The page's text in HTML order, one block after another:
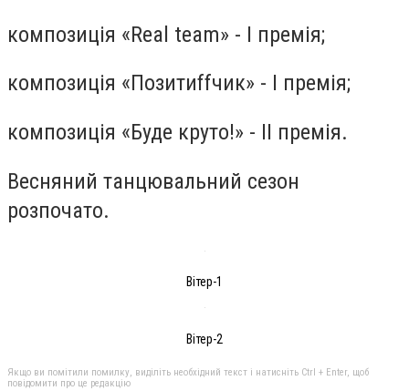
композиція «Real team» - І премія;
композиція «Позитиffчик» - І премія;
композиція «Буде круто!» - ІІ премія.
Весняний танцювальний сезон
розпочато.
Вітер-1
Вітер-2
Якщо ви помітили помилку, виділіть необхідний текст і натисніть Ctrl + Enter, щоб
повідомити про це редакцію